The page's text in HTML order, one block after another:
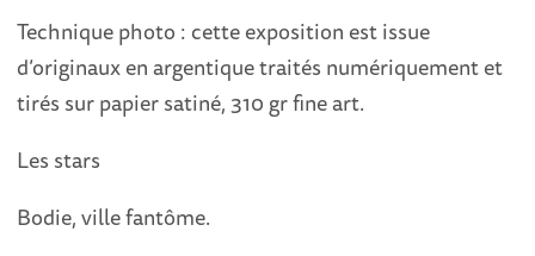
Technique photo : cette exposition est issue
d’originaux en argentique traités numériquement et
tirés sur papier satiné, 310 gr fine art.
Les stars
Bodie, ville fantôme.